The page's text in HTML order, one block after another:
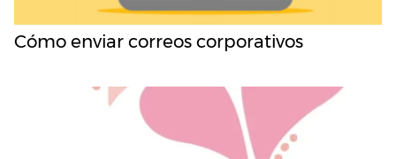
Cómo enviar correos corporativos